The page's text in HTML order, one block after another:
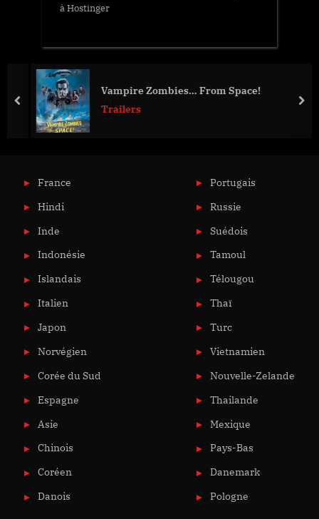
à Hostinger
Vampire Zombies… From Space!
Trailers
prev
France
Hindi
Inde
Indonésie
Islandais
Italien
Japon
Norvégien
Corée du Sud
Espagne
Asie
Chinois
Coréen
Danois
Portugais
Russie
Suédois
Tamoul
Télougou
Thaï
Turc
Vietnamien
Nouvelle-Zelande
Thailande
Mexique
Pays-Bas
Danemark
Pologne